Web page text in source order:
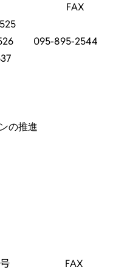
FAX
095-895-
の推進
FAX